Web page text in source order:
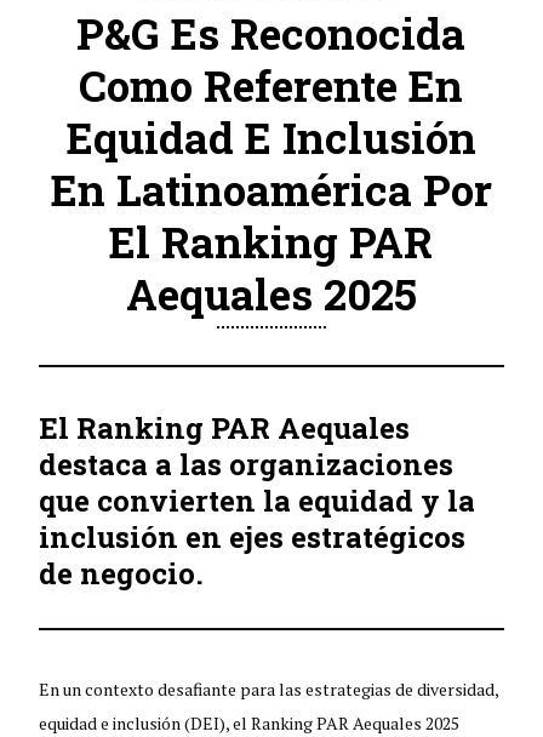
P&G Es Reconocida
Como Referente En
Equidad E Inclusión
En Latinoamérica Por
El Ranking PAR
Aequales 2025
El Ranking PAR Aequales
destaca a las organizaciones
que convierten la equidad y la
inclusión en ejes estratégicos
de negocio.
En un contexto desafiante para las estrategias de diversidad,
equidad e inclusión (DEI), el Ranking PAR Aequales 2025